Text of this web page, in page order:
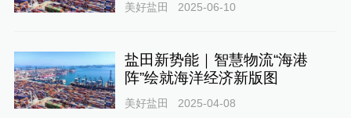
美好盐田 2025-06-10
盐田新势能｜智慧物流“海港
阵”绘就海洋经济新版图
美好盐田 2025-04-08